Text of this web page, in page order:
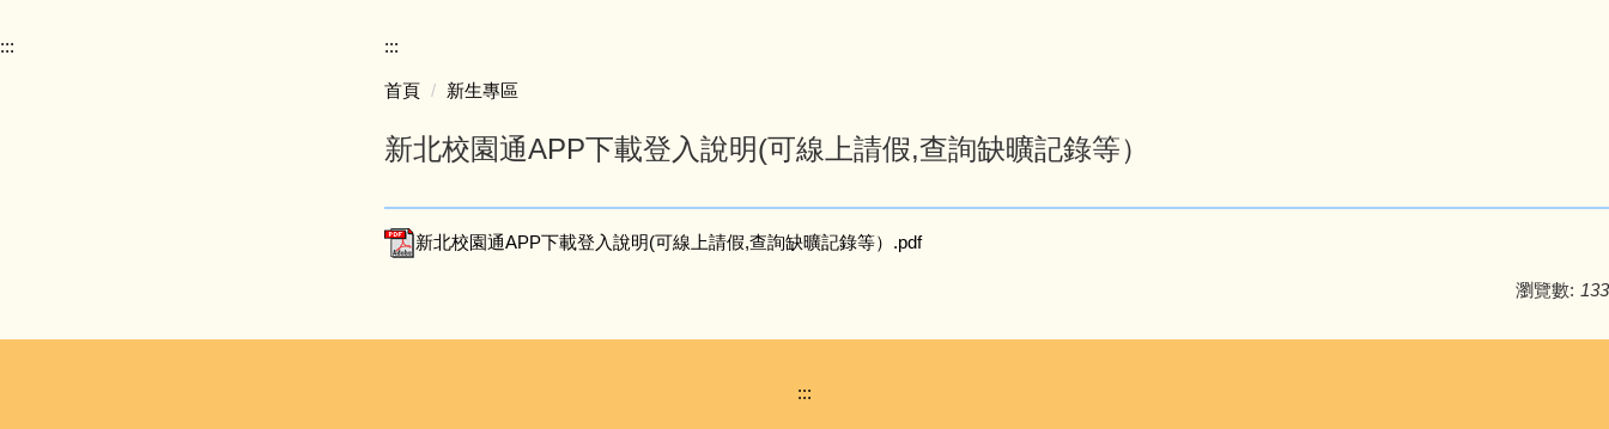
::: :::
首頁 新生專區
新北校園通APP下載登入說明(可線上請假,查詢缺曠記錄等）
新北校園通APP下載登入說明(可線上請假,查詢缺曠記錄等）.pdf
瀏覽數: 133
:::